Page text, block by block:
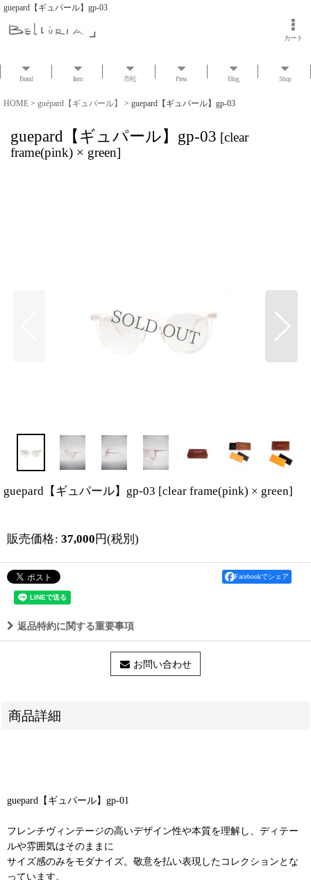
guepard【ギュパール】gp-03
カート
Brand Item 市松 Press Blog Shop
HOME > guépard【ギュパール】 > guepard【ギュパール】gp-03
guepard【ギュパール】gp-03 [clear
frame(pink) × green]
guepard【ギュパール】gp-03 [clear frame(pink) × green]
販売価格: 37,000 円(税別)
Facebookでシェア
返品特約に関する重要事項
お問い合わせ
商品詳細
guepard【ギュパール】gp-01
フレンチヴィンテージの高いデザイン性や本質を理解し、ディテー
ルや雰囲気はそのままに
サイズ感のみをモダナイズ。敬意を払い表現したコレクションとな
っています。